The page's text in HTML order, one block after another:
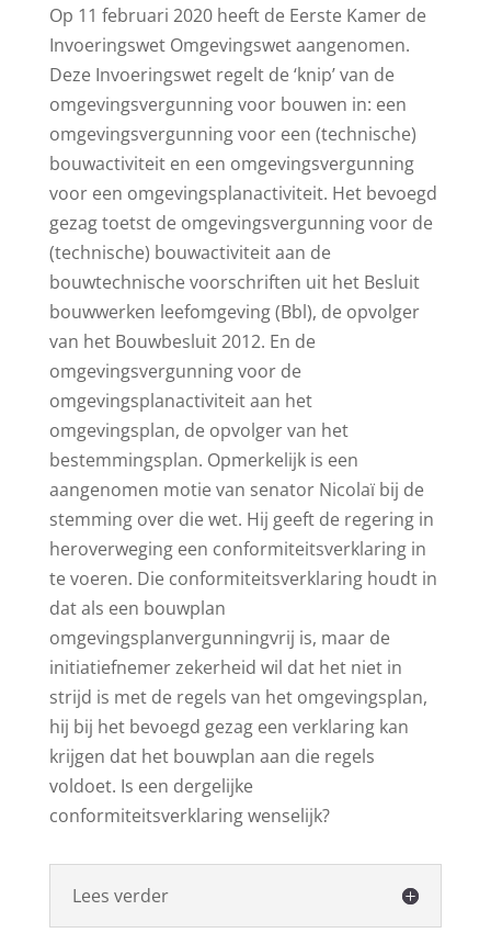
Op 11 februari 2020 heeft de Eerste Kamer de
Invoeringswet Omgevingswet aangenomen.
Deze Invoeringswet regelt de ‘knip’ van de
omgevingsvergunning voor bouwen in: een
omgevingsvergunning voor een (technische)
bouwactiviteit en een omgevingsvergunning
voor een omgevingsplanactiviteit. Het bevoegd
gezag toetst de omgevingsvergunning voor de
(technische) bouwactiviteit aan de
bouwtechnische voorschriften uit het Besluit
bouwwerken leefomgeving (Bbl), de opvolger
van het Bouwbesluit 2012. En de
omgevingsvergunning voor de
omgevingsplanactiviteit aan het
omgevingsplan, de opvolger van het
bestemmingsplan. Opmerkelijk is een
aangenomen motie van senator Nicolaï bij de
stemming over die wet. Hij geeft de regering in
heroverweging een conformiteitsverklaring in
te voeren. Die conformiteitsverklaring houdt in
dat als een bouwplan
omgevingsplanvergunningvrij is, maar de
initiatiefnemer zekerheid wil dat het niet in
strijd is met de regels van het omgevingsplan,
hij bij het bevoegd gezag een verklaring kan
krijgen dat het bouwplan aan die regels
voldoet. Is een dergelijke
conformiteitsverklaring wenselijk?
Lees verder